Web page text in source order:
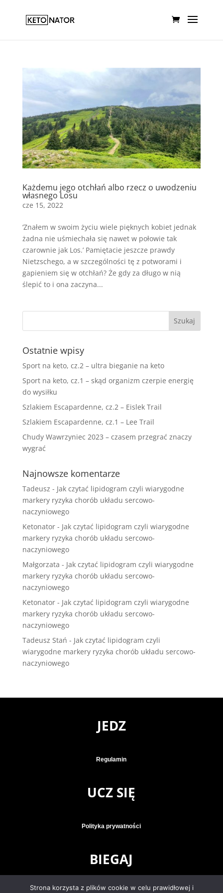
Każdemu jego otchłań albo rzecz o uwodzeniu
własnego Losu
cze 15, 2022
‘Znałem w swoim życiu wiele pięknych kobiet jednak
żadna nie uśmiechała się nawet w połowie tak
czarownie jak Los.’ Pamiętacie jeszcze prawdy
Nietzschego, a w szczególności tę z potworami i
gapieniem się w otchłań? Że gdy za długo w nią
ślepić to i ona zaczyna...
Ostatnie wpisy
Sport na keto, cz.2 – ultra bieganie na keto
Sport na keto, cz.1 – skąd organizm czerpie energię
do wysiłku
Szlakiem Escapardenne, cz.2 – Eislek Trail
Szlakiem Escapardenne, cz.1 – Lee Trail
Chudy Wawrzyniec 2023 – czasem przegrać znaczy
wygrać
Najnowsze komentarze
Tadeusz - Jak czytać lipidogram czyli wiarygodne
markery ryzyka chorób układu sercowo-
naczyniowego
Ketonator- Jak czytać lipidogram czyli wiarygodne
markery ryzyka chorób układu sercowo-
naczyniowego
Małgorzata - Jak czytać lipidogram czyli wiarygodne
markery ryzyka chorób układu sercowo-
naczyniowego
Ketonator- Jak czytać lipidogram czyli wiarygodne
markery ryzyka chorób układu sercowo-
naczyniowego
Tadeusz Stań - Jak czytać lipidogram czyli
wiarygodne markery ryzyka chorób układu sercowo-
naczyniowego
JEDZ
Regulamin
UCZ SIĘ
Polityka prywatności
BIEGAJ
Strona korzysta z plików cookie w celu prawidłowej i